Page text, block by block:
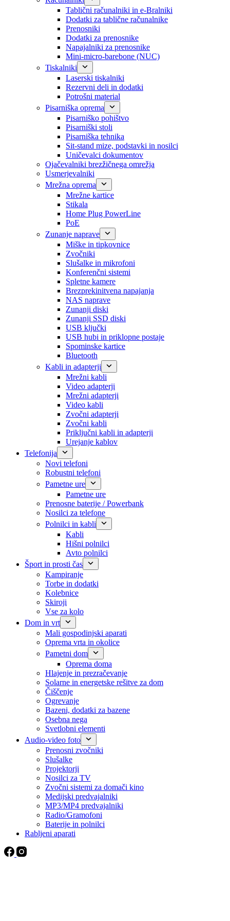
Tablični računalniki in e-Bralniki
Dodatki za tablične računalnike
Prenosniki
Dodatki za prenosnike
Napajalniki za prenosnike
Mini-micro-barebone (NUC)
Tiskalniki
Laserski tiskalniki
Rezervni deli in dodatki
Potrošni material
Pisarniška oprema
Pisarniško pohištvo
Pisarniški stoli
Pisarniška tehnika
Sit-stand mize, podstavki in nosilci
Uničevalci dokumentov
Ojačevalniki brezžičnega omrežja
Usmerjevalniki
Mrežna oprema
Mrežne kartice
Stikala
Home Plug PowerLine
PoE
Zunanje naprave
Miške in tipkovnice
Zvočniki
Slušalke in mikrofoni
Konferenčni sistemi
Spletne kamere
Brezprekinitvena napajanja
NAS naprave
Zunanji diski
Zunanji SSD diski
USB ključki
USB hubi in priklopne postaje
Spominske kartice
Bluetooth
Kabli in adapterji
Mrežni kabli
Video adapterji
Mrežni adapterji
Video kabli
Zvočni adapterji
Zvočni kabli
Priključni kabli in adapterji
Urejanje kablov
Telefonija
Novi telefoni
Robustni telefoni
Pametne ure
Pametne ure
Prenosne baterije / Powerbank
Nosilci za telefone
Polnilci in kabli
Kabli
Hišni polnilci
Avto polnilci
Šport in prosti čas
Kampiranje
Torbe in dodatki
Kolebnice
Skiroji
Vse za kolo
Dom in vrt
Mali gospodinjski aparati
Oprema vrta in okolice
Pametni dom
Oprema doma
Hlajenje in prezračevanje
Solarne in energetske rešitve za dom
Čiščenje
Ogrevanje
Bazeni, dodatki za bazene
Osebna nega
Svetlobni elementi
Audio-video foto
Prenosni zvočniki
Slušalke
Projektorji
Nosilci za TV
Zvočni sistemi za domači kino
Medijski predvajalniki
MP3/MP4 predvajalniki
Radio/Gramofoni
Baterije in polnilci
Rabljeni aparati